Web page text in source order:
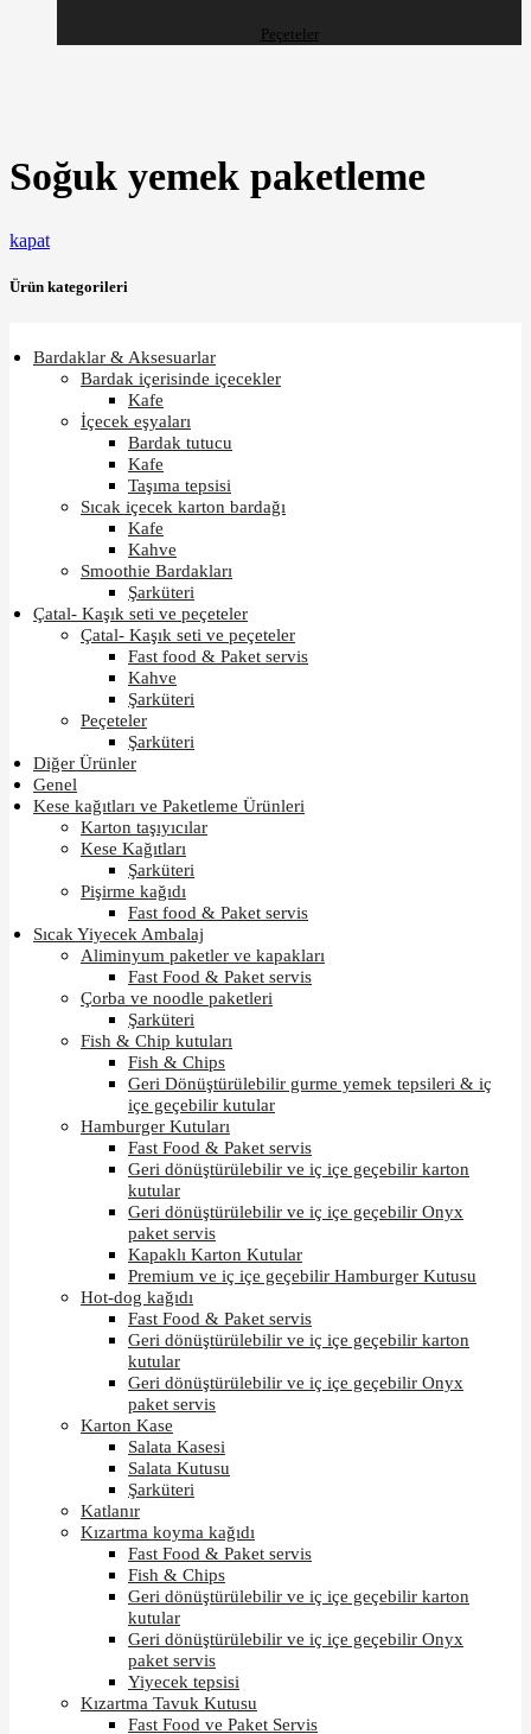
Peçeteler
Soğuk yemek paketleme
kapat
Ürün kategorileri
Bardaklar & Aksesuarlar
Bardak içerisinde içecekler
Kafe
İçecek eşyaları
Bardak tutucu
Kafe
Taşıma tepsisi
Sıcak içecek karton bardağı
Kafe
Kahve
Smoothie Bardakları
Şarküteri
Çatal- Kaşık seti ve peçeteler
Çatal- Kaşık seti ve peçeteler
Fast food & Paket servis
Kahve
Şarküteri
Peçeteler
Şarküteri
Diğer Ürünler
Genel
Kese kağıtları ve Paketleme Ürünleri
Karton taşıyıcılar
Kese Kağıtları
Şarküteri
Pişirme kağıdı
Fast food & Paket servis
Sıcak Yiyecek Ambalaj
Aliminyum paketler ve kapakları
Fast Food & Paket servis
Çorba ve noodle paketleri
Şarküteri
Fish & Chip kutuları
Fish & Chips
Geri Dönüştürülebilir gurme yemek tepsileri & iç
içe geçebilir kutular
Hamburger Kutuları
Fast Food & Paket servis
Geri dönüştürülebilir ve iç içe geçebilir karton
kutular
Geri dönüştürülebilir ve iç içe geçebilir Onyx
paket servis
Kapaklı Karton Kutular
Premium ve iç içe geçebilir Hamburger Kutusu
Hot-dog kağıdı
Fast Food & Paket servis
Geri dönüştürülebilir ve iç içe geçebilir karton
kutular
Geri dönüştürülebilir ve iç içe geçebilir Onyx
paket servis
Karton Kase
Salata Kasesi
Salata Kutusu
Şarküteri
Katlanır
Kızartma koyma kağıdı
Fast Food & Paket servis
Fish & Chips
Geri dönüştürülebilir ve iç içe geçebilir karton
kutular
Geri dönüştürülebilir ve iç içe geçebilir Onyx
paket servis
Yiyecek tepsisi
Kızartma Tavuk Kutusu
Fast Food ve Paket Servis